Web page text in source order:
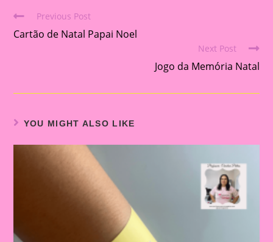
Read
more
Previous Post
Cartão de Natal Papai Noel
Next Post
Jogo da Memória Natal
YOU MIGHT ALSO LIKE